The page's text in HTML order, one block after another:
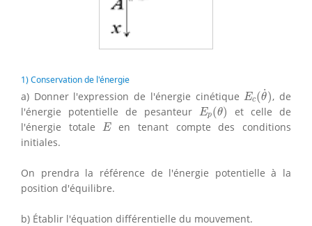
1) Conservation de l'énergie
a) Donner l'expression de l'énergie cinétique Ec(˙
θ)
Ec (θ˙) , de
l'énergie potentielle de pesanteur Ep(θ)
Ep(θ) et celle de
l'énergie totale E
Een tenant compte des conditions
initiales.
On prendra la référence de l'énergie potentielle à la
position d'équilibre.
b) Établir l'équation différentielle du mouvement.